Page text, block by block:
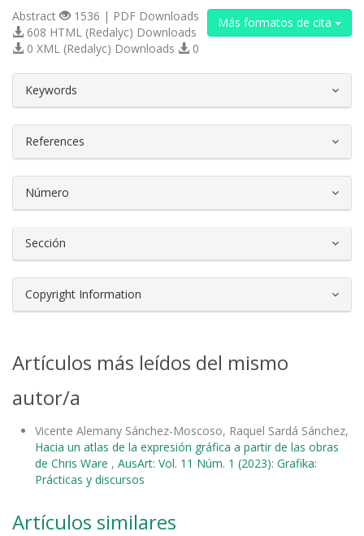
Más formatos de cita
Abstract
1536 | PDF Downloads
608 HTML (Redalyc) Downloads
0 XML (Redalyc) Downloads
0
Keywords
References
Número
Sección
Copyright Information
Artículos más leídos del mismo
autor/a
Vicente Alemany Sánchez-Moscoso, Raquel Sardá Sánchez,
Hacia un atlas de la expresión gráfica a partir de las obras
de Chris Ware , AusArt: Vol. 11 Núm. 1 (2023): Grafika:
Prácticas y discursos
Artículos similares